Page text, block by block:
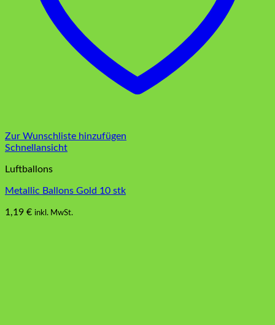
Zur Wunschliste hinzufügen
Schnellansicht
Luftballons
Metallic Ballons Gold 10 stk
1,19 € inkl. MwSt.